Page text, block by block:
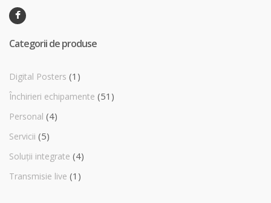
Categorii de produse
Digital Posters (1)
Închirieri echipamente (51)
Personal (4)
Servicii (5)
Soluții integrate (4)
Transmisie live (1)